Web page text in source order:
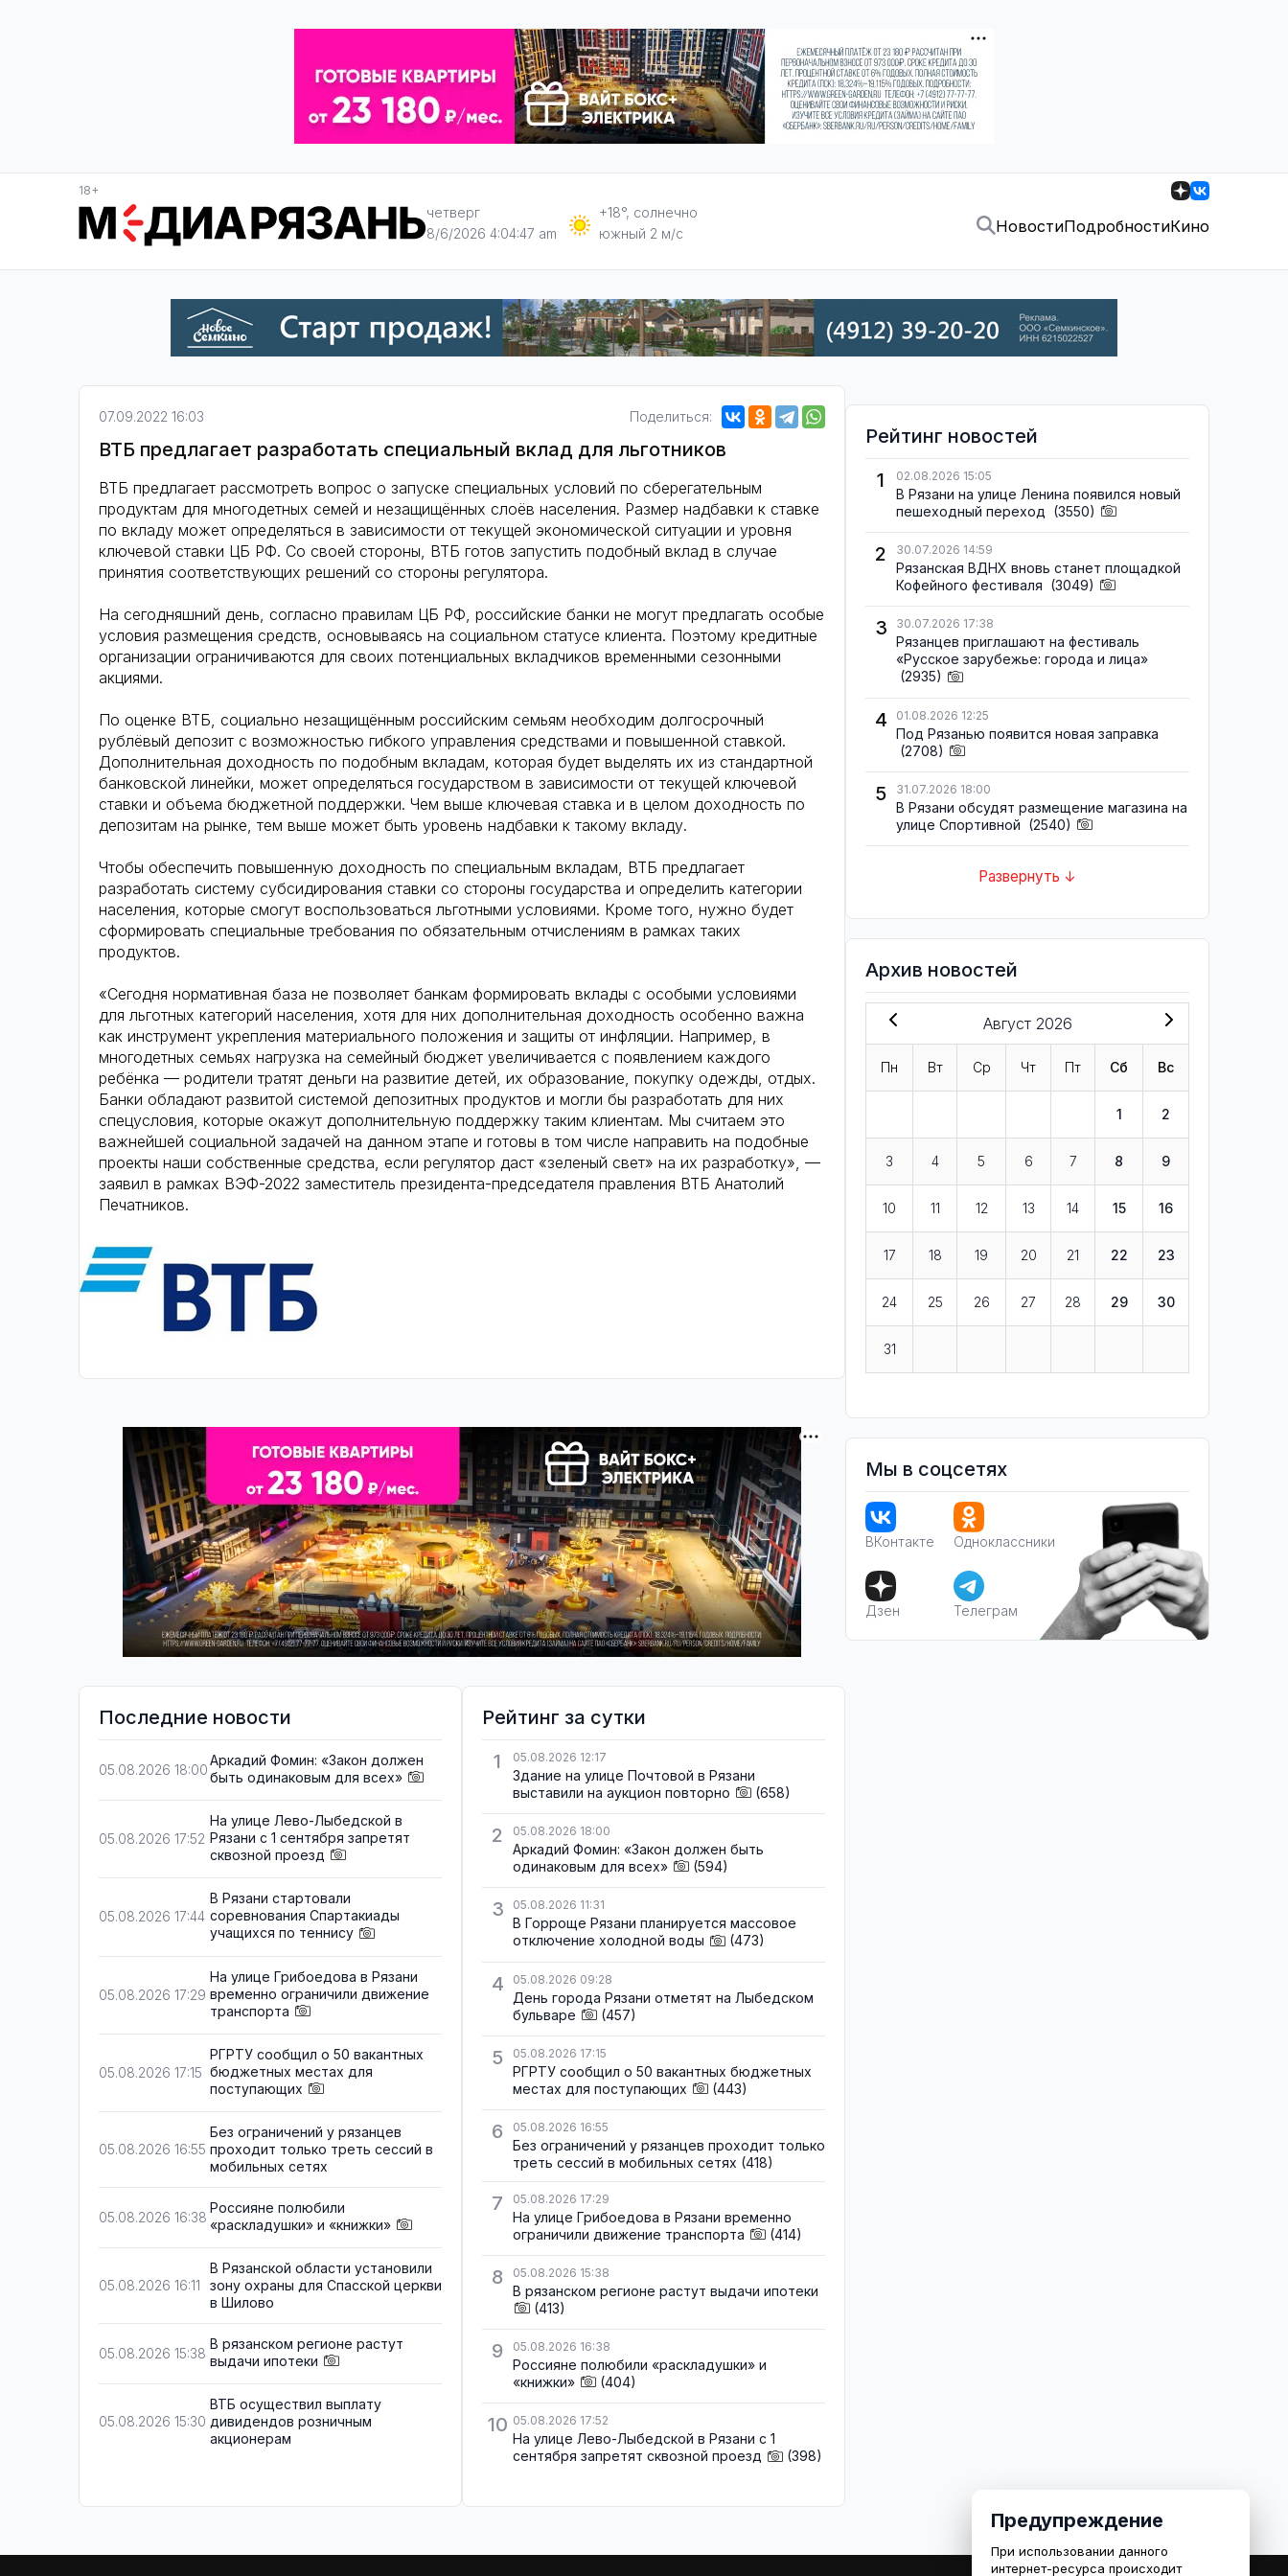
18+
четверг
8/6/2026 4:04:47 am
+18°, солнечно
южный 2 м/с
НовостиПодробностиКино
07.09.2022 16:03 Поделиться:
ВТБ предлагает разработать специальный вклад для льготников
ВТБ предлагает рассмотреть вопрос о запуске специальных условий по сберегательным
продуктам для многодетных семей и незащищённых слоёв населения. Размер надбавки к ставке
по вкладу может определяться в зависимости от текущей экономической ситуации и уровня
ключевой ставки ЦБ РФ. Со своей стороны, ВТБ готов запустить подобный вклад в случае
принятия соответствующих решений со стороны регулятора.
На сегодняшний день, согласно правилам ЦБ РФ, российские банки не могут предлагать особые
условия размещения средств, основываясь на социальном статусе клиента. Поэтому кредитные
организации ограничиваются для своих потенциальных вкладчиков временными сезонными
акциями.
По оценке ВТБ, социально незащищённым российским семьям необходим долгосрочный
рублёвый депозит с возможностью гибкого управления средствами и повышенной ставкой.
Дополнительная доходность по подобным вкладам, которая будет выделять их из стандартной
банковской линейки, может определяться государством в зависимости от текущей ключевой
ставки и объема бюджетной поддержки. Чем выше ключевая ставка и в целом доходность по
депозитам на рынке, тем выше может быть уровень надбавки к такому вкладу.
Чтобы обеспечить повышенную доходность по специальным вкладам, ВТБ предлагает
разработать систему субсидирования ставки со стороны государства и определить категории
населения, которые смогут воспользоваться льготными условиями. Кроме того, нужно будет
сформировать специальные требования по обязательным отчислениям в рамках таких
продуктов.
«Сегодня нормативная база не позволяет банкам формировать вклады с особыми условиями
для льготных категорий населения, хотя для них дополнительная доходность особенно важна
как инструмент укрепления материального положения и защиты от инфляции. Например, в
многодетных семьях нагрузка на семейный бюджет увеличивается с появлением каждого
ребёнка — родители тратят деньги на развитие детей, их образование, покупку одежды, отдых.
Банки обладают развитой системой депозитных продуктов и могли бы разработать для них
спецусловия, которые окажут дополнительную поддержку таким клиентам. Мы считаем это
важнейшей социальной задачей на данном этапе и готовы в том числе направить на подобные
проекты наши собственные средства, если регулятор даст «зеленый свет» на их разработку», —
заявил в рамках ВЭФ-2022 заместитель президента-председателя правления ВТБ Анатолий
Печатников.
Последние новости
05.08.2026 18:00
Аркадий Фомин: «Закон должен
быть одинаковым для всех»
05.08.2026 17:52
На улице Лево-Лыбедской в
Рязани с 1 сентября запретят
сквозной проезд
05.08.2026 17:44
В Рязани стартовали
соревнования Спартакиады
учащихся по теннису
05.08.2026 17:29
На улице Грибоедова в Рязани
временно ограничили движение
транспорта
05.08.2026 17:15
РГРТУ сообщил о 50 вакантных
бюджетных местах для
поступающих
05.08.2026 16:55
Без ограничений у рязанцев
проходит только треть сессий в
мобильных сетях
05.08.2026 16:38
Россияне полюбили
«раскладушки» и «книжки»
05.08.2026 16:11
В Рязанской области установили
зону охраны для Спасской церкви
в Шилово
05.08.2026 15:38
В рязанском регионе растут
выдачи ипотеки
05.08.2026 15:30
ВТБ осуществил выплату
дивидендов розничным
акционерам
Рейтинг за сутки
1
05.08.2026 12:17
Здание на улице Почтовой в Рязани
выставили на аукцион повторно
(658)
2 05.08.2026 18:00
Аркадий Фомин: «Закон должен быть
одинаковым для всех»
(594)
3 05.08.2026 11:31
В Горроще Рязани планируется массовое
отключение холодной воды
(473)
4 05.08.2026 09:28
День города Рязани отметят на Лыбедском
бульваре
(457)
5 05.08.2026 17:15
РГРТУ сообщил о 50 вакантных бюджетных
местах для поступающих
(443)
6 05.08.2026 16:55
Без ограничений у рязанцев проходит только
треть сессий в мобильных сетях (418)
7 05.08.2026 17:29
На улице Грибоедова в Рязани временно
ограничили движение транспорта
(414)
8 05.08.2026 15:38
В рязанском регионе растут выдачи ипотеки
(413)
9 05.08.2026 16:38
Россияне полюбили «раскладушки» и
«книжки»
(404)
10 05.08.2026 17:52
На улице Лево-Лыбедской в Рязани с 1
сентября запретят сквозной проезд
(398)
Рейтинг новостей
1
02.08.2026 15:05
В Рязани на улице Ленина появился новый
пешеходный переход (3550)
2 30.07.2026 14:59
Рязанская ВДНХ вновь станет площадкой
Кофейного фестиваля (3049)
3 30.07.2026 17:38
Рязанцев приглашают на фестиваль
«Русское зарубежье: города и лица»
(2935)
4 01.08.2026 12:25
Под Рязанью появится новая заправка
(2708)
5 31.07.2026 18:00
В Рязани обсудят размещение магазина на
улице Спортивной (2540)
Развернуть ↓
Архив новостей
Август 2026
Пн Вт Ср Чт Пт Сб Вс
1 2
3 4 5 6 7 8 9
10 11 12 13 14 15 16
17 18 19 20 21 22 23
24 25 26 27 28 29 30
31
Мы в соцсетях
ВКонтакте Одноклассники
Дзен Телеграм
Предупреждение
При использовании данного
интернет-ресурса происходит